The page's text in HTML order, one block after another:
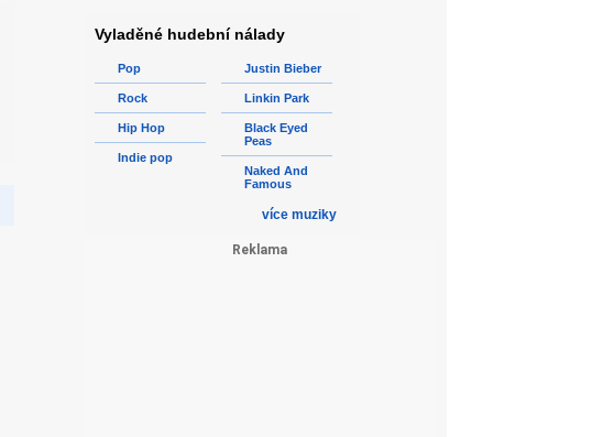
Vyladěné hudební nálady
Pop
Rock
Hip Hop
Indie pop
Justin Bieber
Linkin Park
Black Eyed
Peas
Naked And
Famous
více muziky